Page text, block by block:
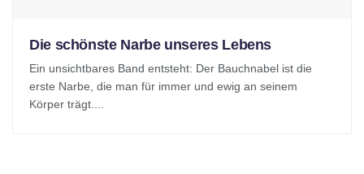
Die schönste Narbe unseres Lebens
Ein unsichtbares Band entsteht: Der Bauchnabel ist die
erste Narbe, die man für immer und ewig an seinem
Körper trägt....